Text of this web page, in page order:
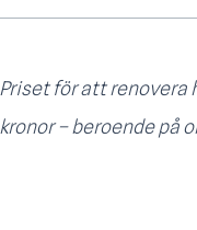
Priset för att renovera
kronor – beroende på